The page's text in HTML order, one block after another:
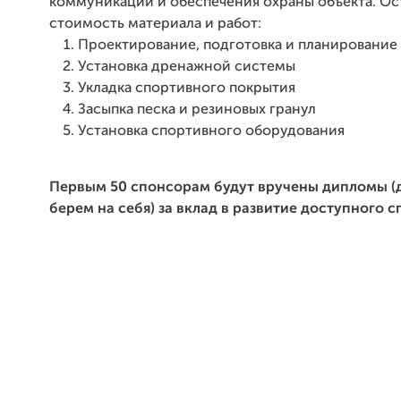
стоимость материала и работ:
Проектирование, подготовка и
Установка дренажной системы
Укладка спортивного покрытия
Засыпка песка и резиновых гранул
Установка спортивного оборудования
Первым 50 спонсорам будут вручены дипломы
берем на себя) за вклад в развитие доступного